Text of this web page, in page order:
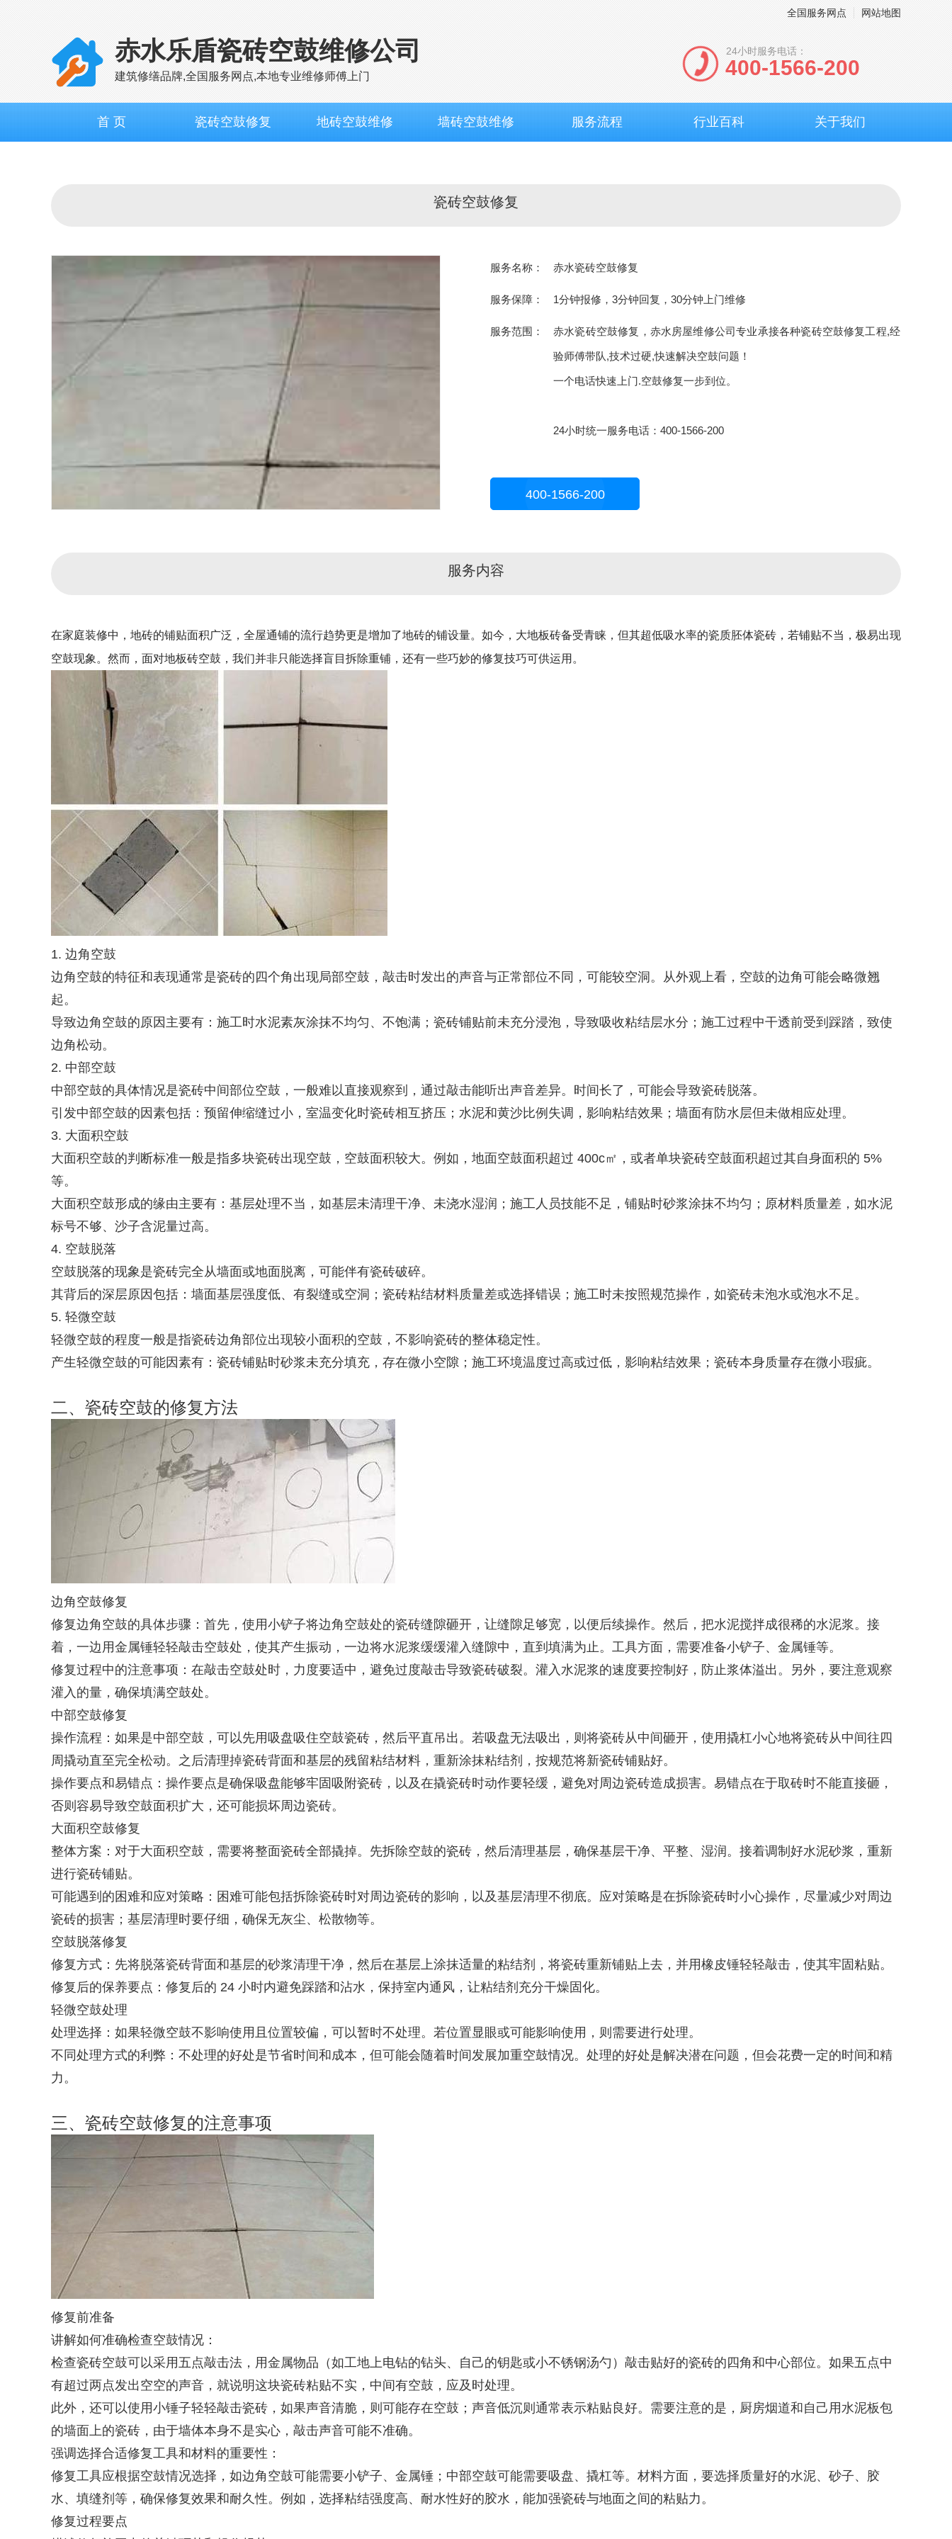
全国服务网点 网站地图
赤水乐盾瓷砖空鼓维修公司
建筑修缮品牌,全国服务网点,本地专业维修师傅上门
24小时服务电话：
400-1566-200
首 页 瓷砖空鼓修复 地砖空鼓维修 墙砖空鼓维修 服务流程 行业百科 关于我们
瓷砖空鼓修复
服务名称： 赤水瓷砖空鼓修复
服务保障： 1分钟报修，3分钟回复，30分钟上门维修
服务范围： 赤水瓷砖空鼓修复，赤水房屋维修公司专业承接各种瓷砖空鼓修复工程,经
验师傅带队,技术过硬,快速解决空鼓问题！
一个电话快速上门.空鼓修复一步到位。
24小时统一服务电话：400-1566-200
400-1566-200
服务内容
在家庭装修中，地砖的铺贴面积广泛，全屋通铺的流行趋势更是增加了地砖的铺设量。如今，大地板砖备受青睐，但其超低吸水率的瓷质胚体瓷砖，若铺贴不当，极易出现
空鼓现象。然而，面对地板砖空鼓，我们并非只能选择盲目拆除重铺，还有一些巧妙的修复技巧可供运用。
1. 边角空鼓
边角空鼓的特征和表现通常是瓷砖的四个角出现局部空鼓，敲击时发出的声音与正常部位不同，可能较空洞。从外观上看，空鼓的边角可能会略微翘
起。
导致边角空鼓的原因主要有：施工时水泥素灰涂抹不均匀、不饱满；瓷砖铺贴前未充分浸泡，导致吸收粘结层水分；施工过程中干透前受到踩踏，致使
边角松动。
2. 中部空鼓
中部空鼓的具体情况是瓷砖中间部位空鼓，一般难以直接观察到，通过敲击能听出声音差异。时间长了，可能会导致瓷砖脱落。
引发中部空鼓的因素包括：预留伸缩缝过小，室温变化时瓷砖相互挤压；水泥和黄沙比例失调，影响粘结效果；墙面有防水层但未做相应处理。
3. 大面积空鼓
大面积空鼓的判断标准一般是指多块瓷砖出现空鼓，空鼓面积较大。例如，地面空鼓面积超过 400c㎡，或者单块瓷砖空鼓面积超过其自身面积的 5%
等。
大面积空鼓形成的缘由主要有：基层处理不当，如基层未清理干净、未浇水湿润；施工人员技能不足，铺贴时砂浆涂抹不均匀；原材料质量差，如水泥
标号不够、沙子含泥量过高。
4. 空鼓脱落
空鼓脱落的现象是瓷砖完全从墙面或地面脱离，可能伴有瓷砖破碎。
其背后的深层原因包括：墙面基层强度低、有裂缝或空洞；瓷砖粘结材料质量差或选择错误；施工时未按照规范操作，如瓷砖未泡水或泡水不足。
5. 轻微空鼓
轻微空鼓的程度一般是指瓷砖边角部位出现较小面积的空鼓，不影响瓷砖的整体稳定性。
产生轻微空鼓的可能因素有：瓷砖铺贴时砂浆未充分填充，存在微小空隙；施工环境温度过高或过低，影响粘结效果；瓷砖本身质量存在微小瑕疵。
二、瓷砖空鼓的修复方法
边角空鼓修复
修复边角空鼓的具体步骤：首先，使用小铲子将边角空鼓处的瓷砖缝隙砸开，让缝隙足够宽，以便后续操作。然后，把水泥搅拌成很稀的水泥浆。接
着，一边用金属锤轻轻敲击空鼓处，使其产生振动，一边将水泥浆缓缓灌入缝隙中，直到填满为止。工具方面，需要准备小铲子、金属锤等。
修复过程中的注意事项：在敲击空鼓处时，力度要适中，避免过度敲击导致瓷砖破裂。灌入水泥浆的速度要控制好，防止浆体溢出。另外，要注意观察
灌入的量，确保填满空鼓处。
中部空鼓修复
操作流程：如果是中部空鼓，可以先用吸盘吸住空鼓瓷砖，然后平直吊出。若吸盘无法吸出，则将瓷砖从中间砸开，使用撬杠小心地将瓷砖从中间往四
周撬动直至完全松动。之后清理掉瓷砖背面和基层的残留粘结材料，重新涂抹粘结剂，按规范将新瓷砖铺贴好。
操作要点和易错点：操作要点是确保吸盘能够牢固吸附瓷砖，以及在撬瓷砖时动作要轻缓，避免对周边瓷砖造成损害。易错点在于取砖时不能直接砸，
否则容易导致空鼓面积扩大，还可能损坏周边瓷砖。
大面积空鼓修复
整体方案：对于大面积空鼓，需要将整面瓷砖全部撬掉。先拆除空鼓的瓷砖，然后清理基层，确保基层干净、平整、湿润。接着调制好水泥砂浆，重新
进行瓷砖铺贴。
可能遇到的困难和应对策略：困难可能包括拆除瓷砖时对周边瓷砖的影响，以及基层清理不彻底。应对策略是在拆除瓷砖时小心操作，尽量减少对周边
瓷砖的损害；基层清理时要仔细，确保无灰尘、松散物等。
空鼓脱落修复
修复方式：先将脱落瓷砖背面和基层的砂浆清理干净，然后在基层上涂抹适量的粘结剂，将瓷砖重新铺贴上去，并用橡皮锤轻轻敲击，使其牢固粘贴。
修复后的保养要点：修复后的 24 小时内避免踩踏和沾水，保持室内通风，让粘结剂充分干燥固化。
轻微空鼓处理
处理选择：如果轻微空鼓不影响使用且位置较偏，可以暂时不处理。若位置显眼或可能影响使用，则需要进行处理。
不同处理方式的利弊：不处理的好处是节省时间和成本，但可能会随着时间发展加重空鼓情况。处理的好处是解决潜在问题，但会花费一定的时间和精
力。
三、瓷砖空鼓修复的注意事项
修复前准备
讲解如何准确检查空鼓情况：
检查瓷砖空鼓可以采用五点敲击法，用金属物品（如工地上电钻的钻头、自己的钥匙或小不锈钢汤勺）敲击贴好的瓷砖的四角和中心部位。如果五点中
有超过两点发出空空的声音，就说明这块瓷砖粘贴不实，中间有空鼓，应及时处理。
此外，还可以使用小锤子轻轻敲击瓷砖，如果声音清脆，则可能存在空鼓；声音低沉则通常表示粘贴良好。需要注意的是，厨房烟道和自己用水泥板包
的墙面上的瓷砖，由于墙体本身不是实心，敲击声音可能不准确。
强调选择合适修复工具和材料的重要性：
修复工具应根据空鼓情况选择，如边角空鼓可能需要小铲子、金属锤；中部空鼓可能需要吸盘、撬杠等。材料方面，要选择质量好的水泥、砂子、胶
水、填缝剂等，确保修复效果和耐久性。例如，选择粘结强度高、耐水性好的胶水，能加强瓷砖与地面之间的粘贴力。
修复过程要点